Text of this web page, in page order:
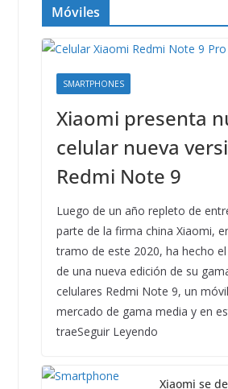
Móviles
SMARTPHONES
Xiaomi presenta
celular nueva
Redmi Note 9
Luego de un año repleto de
parte de la firma china Xiaomi,
tramo de este 2020, ha hecho
de una nueva edición de su
celulares Redmi Note 9, un
mercado de gama media y en
traeSeguir Leyendo
Xiaomi se